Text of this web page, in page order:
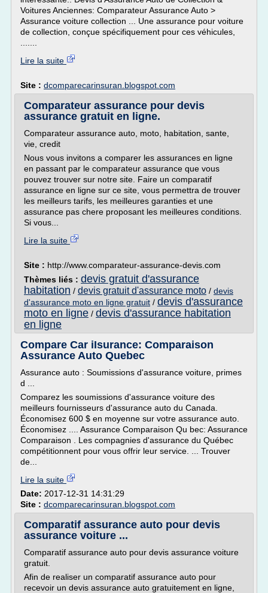
Voitures Anciennes: Comparateur Assurance Auto >
Assurance voiture collection ... Une assurance pour voiture
de collection, conçue spécifiquement pour ces véhicules,
Lire la suite
Site : dcomparecarinsuran.blogspot.com
Comparateur assurance pour devis
assurance gratuit en ligne.
Comparateur assurance auto, moto, habitation, sante,
vie, credit
Nous vous invitons a comparer les assurances en ligne
en passant par le comparateur assurance que vous
pouvez trouver sur notre site. Faire un comparatif
assurance en ligne sur ce site, vous permettra de trouver
les meilleurs tarifs, les meilleures garanties et une
assurance pas chere proposant les meilleures conditions.
Si vous...
Lire la suite
Site : http://www.comparateur-assurance-devis.com
Thèmes liés : devis gratuit d'assurance
habitation / devis gratuit d'assurance moto / devis
d'assurance moto en ligne gratuit / devis d'assurance
moto en ligne / devis d'assurance habitation
en ligne
Compare Car iIsurance: Comparaison
Assurance Auto Quebec
Assurance auto : Soumissions d'assurance voiture, primes
d ...
Comparez les soumissions d'assurance voiture des
meilleurs fournisseurs d'assurance auto du Canada.
Économisez 600 $ en moyenne sur votre assurance auto.
Économisez .... Assurance Comparaison Qu bec: Assurance
Comparaison . Les compagnies d'assurance du Québec
compétitionnent pour vous offrir leur service. ... Trouver
de...
Lire la suite
Date: 2017-12-31 14:31:29
Site : dcomparecarinsuran.blogspot.com
Comparatif assurance auto pour devis
assurance voiture ...
Comparatif assurance auto pour devis assurance voiture
gratuit.
Afin de realiser un comparatif assurance auto pour
recevoir un devis assurance auto gratuitement en ligne,